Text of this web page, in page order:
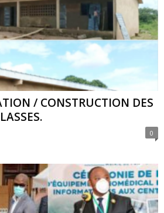
/ CONSTRUCTION DES
0